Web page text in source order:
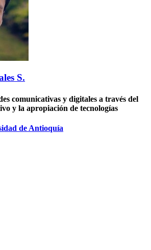
S.
comunicativas y digitales a través del
y la apropiación de tecnologías
de Antioquía